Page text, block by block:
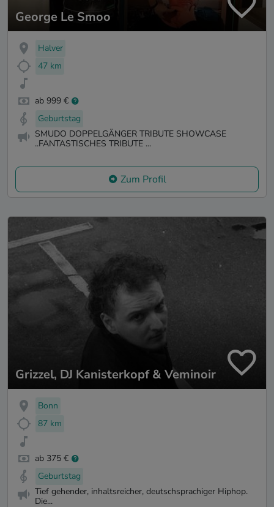
George Le Smoo
Halver
47 km
ab 999 €
Geburtstag
SMUDO DOPPELGÄNGER TRIBUTE SHOWCASE
..FANTASTISCHES TRIBUTE ...
Zum Profil
Grizzel, DJ Kanisterkopf & Veminoir
Bonn
87 km
ab 375 €
Geburtstag
Tief gehender, inhaltsreicher, deutschsprachiger Hiphop.
Die...